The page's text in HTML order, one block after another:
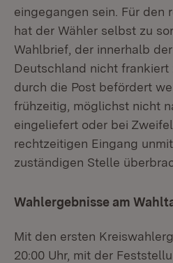
eingegangen sein. Für den
hat der Wähler selbst zu
Wahlbrief, der innerhalb
Deutschland nicht frankiert
durch die Post befördert
frühzeitig, möglichst nicht
eingeliefert oder bei
rechtzeitigen Eingang
zuständigen Stelle
Wahlergebnisse am
Mit den ersten
20:00 Uhr, mit der